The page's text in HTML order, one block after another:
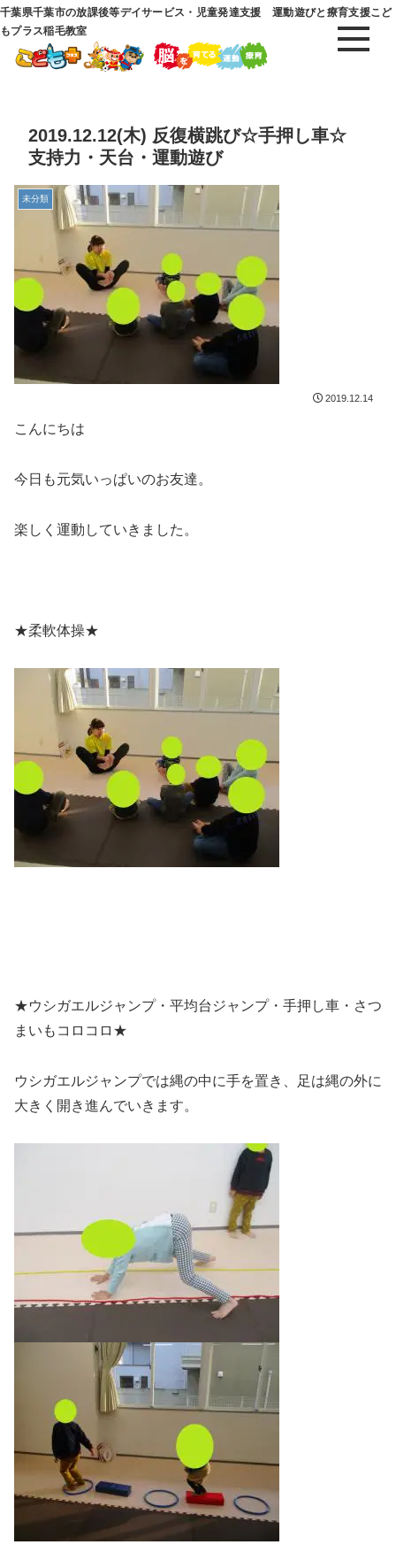
千葉県千葉市の放課後等デイサービス・児童発達支援 運動遊びと療育支援こど
もプラス稲毛教室
2019.12.12(木) 反復横跳び☆手押し車☆
支持力・天台・運動遊び
未分類
2019.12.14
こんにちは
今日も元気いっぱいのお友達。
楽しく運動していきました。
★柔軟体操★
★ウシガエルジャンプ・平均台ジャンプ・手押し車・さつ
まいもコロコロ★
ウシガエルジャンプでは縄の中に手を置き、足は縄の外に
大きく開き進んでいきます。